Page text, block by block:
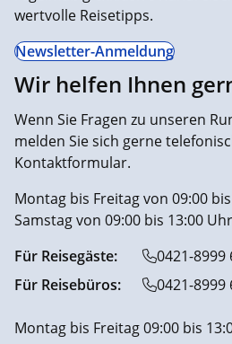
wertvolle Reisetipps.
Newsletter-Anmeldung
Wir helfen Ihnen
Wenn Sie Fragen zu unseren
melden Sie sich gerne
Kontaktformular.
Montag bis Freitag von 09:00
Samstag von 09:00 bis 13:00 Uhr
Für Reisegäste:
0421-8999
Für Reisebüros:
0421-8999
Montag bis Freitag 09:00 bis